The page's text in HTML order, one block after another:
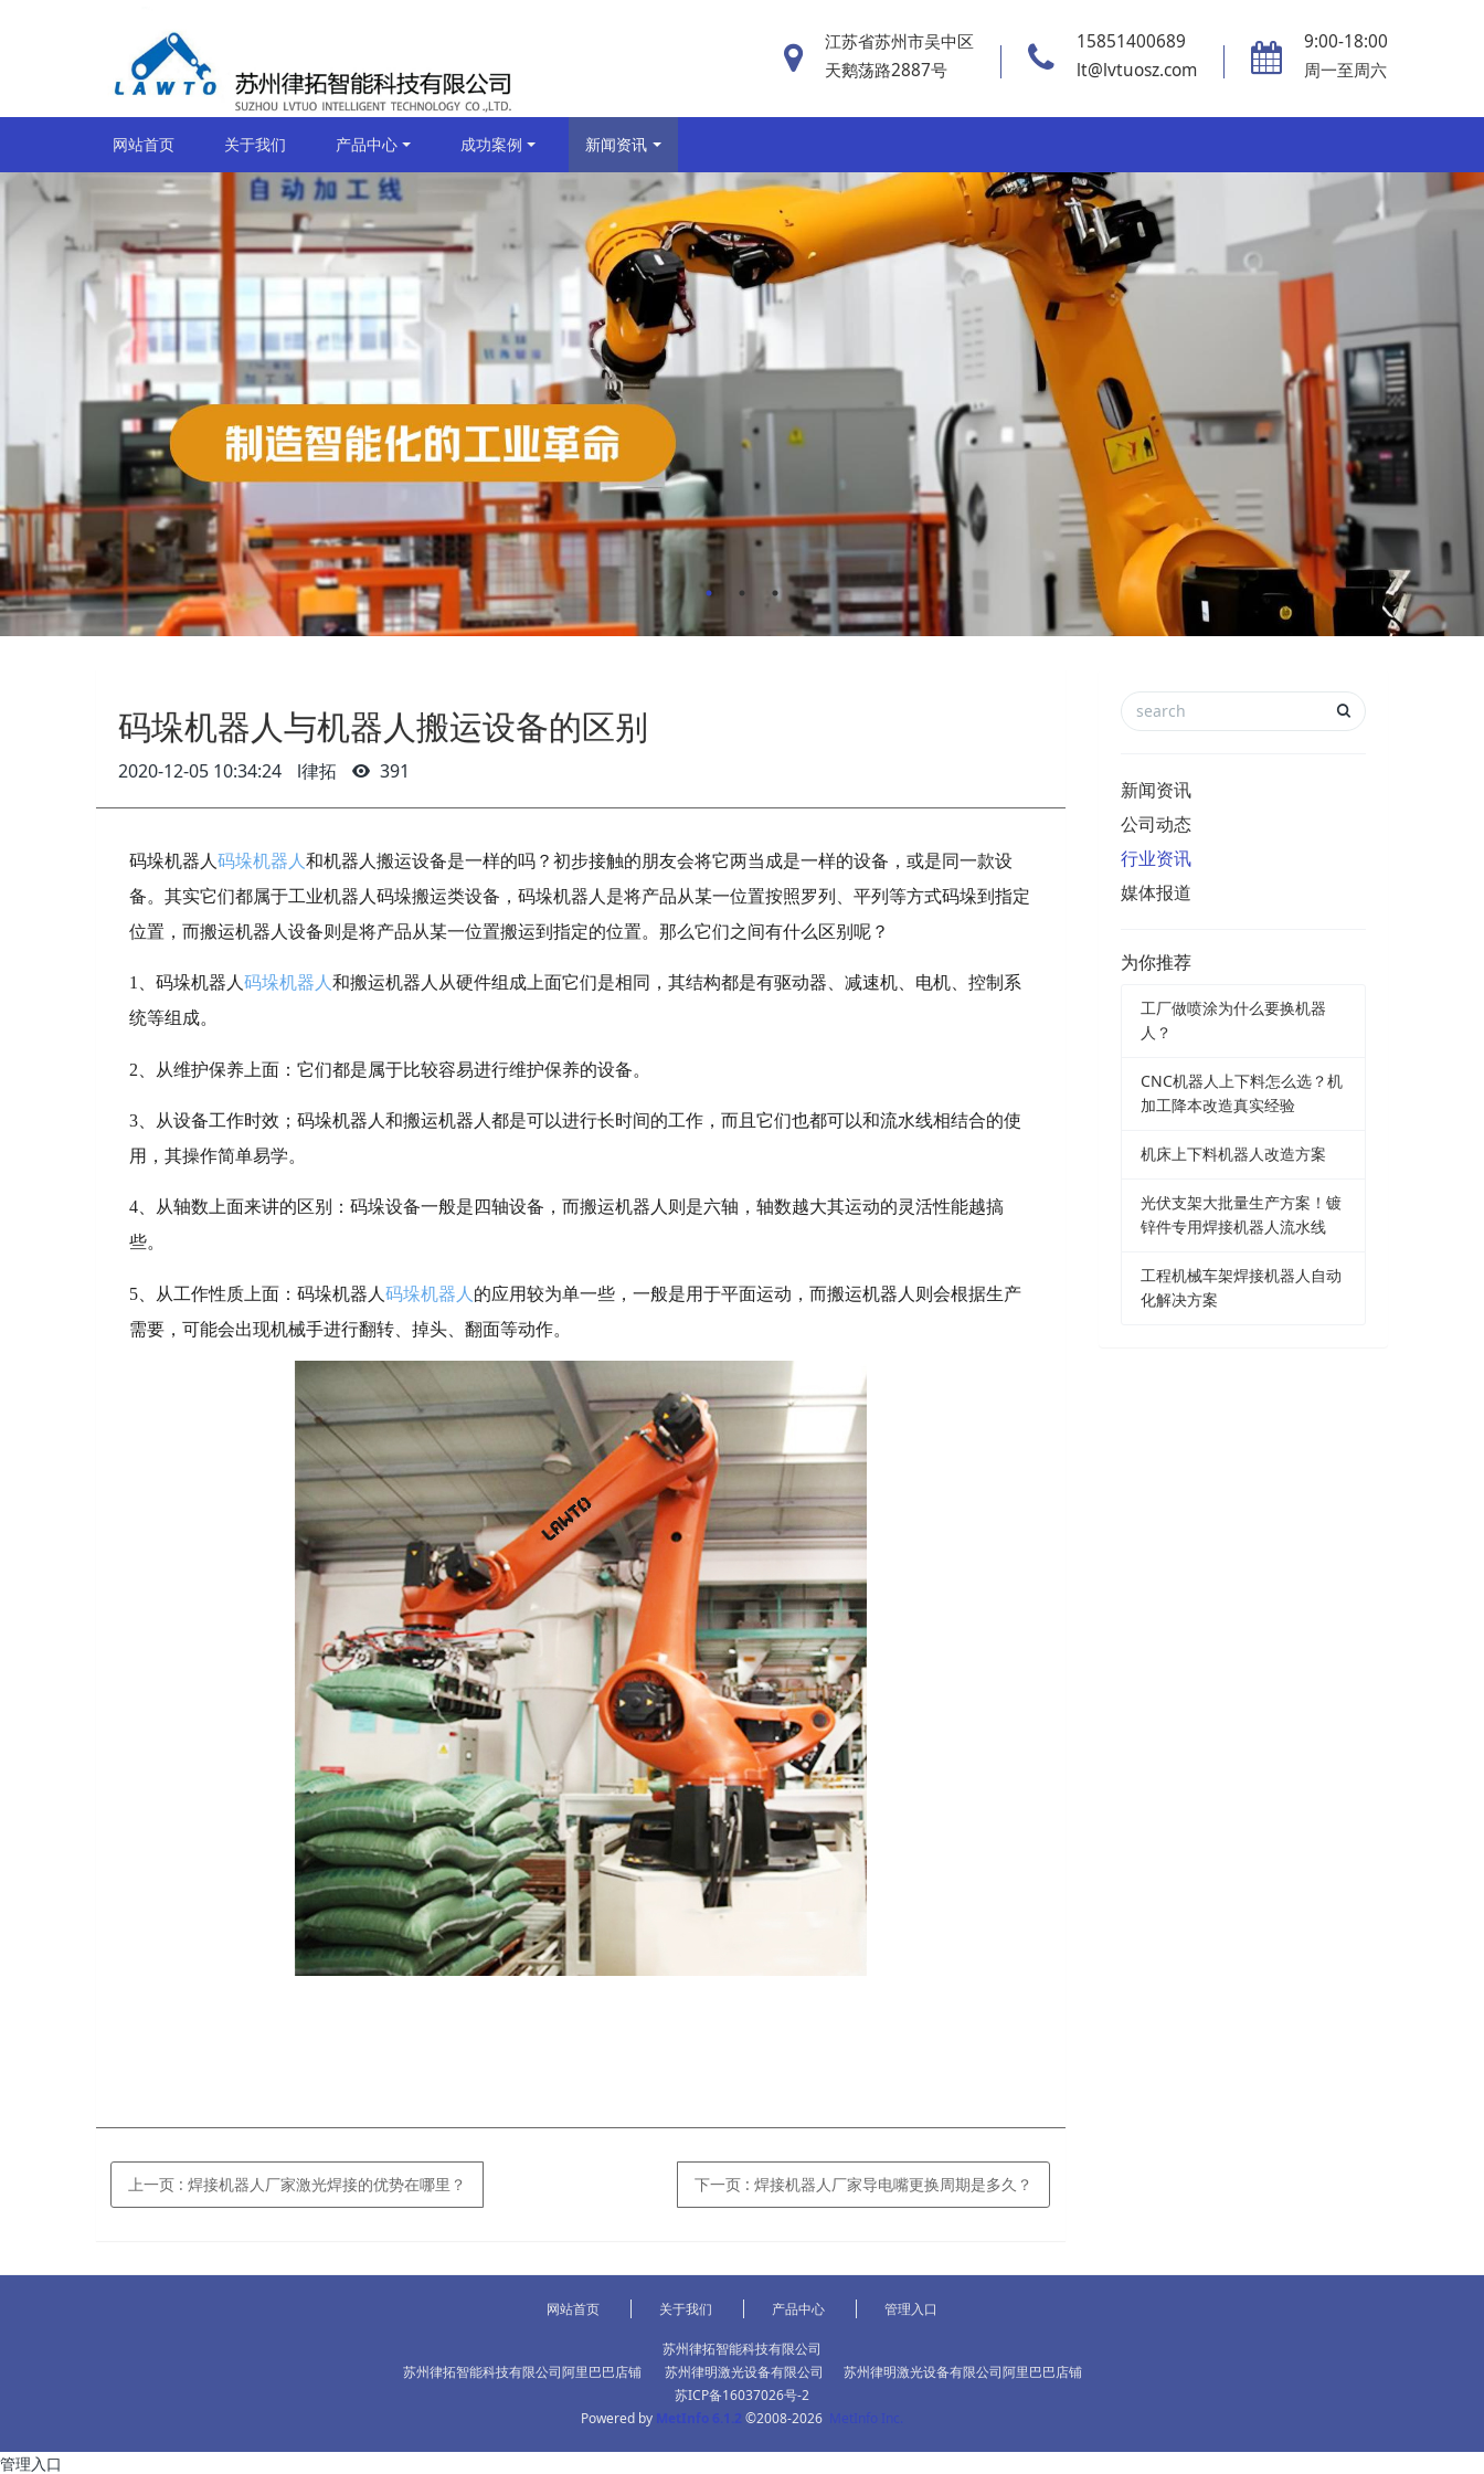
江苏省苏州市吴中区
天鹅荡路2887号
15851400689
lt@lvtuosz.com
9:00-18:00
周一至周六
网站首页 关于我们 产品中心 成功案例 新闻资讯
码垛机器人与机器人搬运设备的区别
2020-12-05 10:34:24 l律拓 391
码垛机器人 码垛机器人 和机器人搬运设备是一样的吗？初步接触的朋友会将它两当成是一样的设备，或是同一款设
备。其实它们都属于工业机器人码垛搬运类设备，码垛机器人是将产品从某一位置按照罗列、平列等方式码垛到指定
位置，而搬运机器人设备则是将产品从某一位置搬运到指定的位置。那么它们之间有什么区别呢？
1、码垛机器人 码垛机器人 和搬运机器人从硬件组成上面它们是相同，其结构都是有驱动器、减速机、电机、控制系
统等组成。
2、从维护保养上面：它们都是属于比较容易进行维护保养的设备。
3、从设备工作时效；码垛机器人和搬运机器人都是可以进行长时间的工作，而且它们也都可以和流水线相结合的使
用，其操作简单易学。
4、从轴数上面来讲的区别：码垛设备一般是四轴设备，而搬运机器人则是六轴，轴数越大其运动的灵活性能越搞
些。
5、从工作性质上面：码垛机器人 码垛机器人 的应用较为单一些，一般是用于平面运动，而搬运机器人则会根据生产
需要，可能会出现机械手进行翻转、掉头、翻面等动作。
上一页 : 焊接机器人厂家激光焊接的优势在哪里？ 下一页 : 焊接机器人厂家导电嘴更换周期是多久？
新闻资讯
公司动态
行业资讯
媒体报道
为你推荐
工厂做喷涂为什么要换机器
人？
CNC机器人上下料怎么选？机
加工降本改造真实经验
机床上下料机器人改造方案
光伏支架大批量生产方案！镀
锌件专用焊接机器人流水线
工程机械车架焊接机器人自动
化解决方案
网站首页 关于我们 产品中心 管理入口
苏州律拓智能科技有限公司
苏州律拓智能科技有限公司阿里巴巴店铺
苏州律明激光设备有限公司
苏州律明激光设备有限公司阿里巴巴店铺
苏ICP备16037026号-2
Powered by MetInfo 6.1.2 ©2008-2026 MetInfo Inc.
管理入口